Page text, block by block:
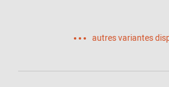
autres variantes